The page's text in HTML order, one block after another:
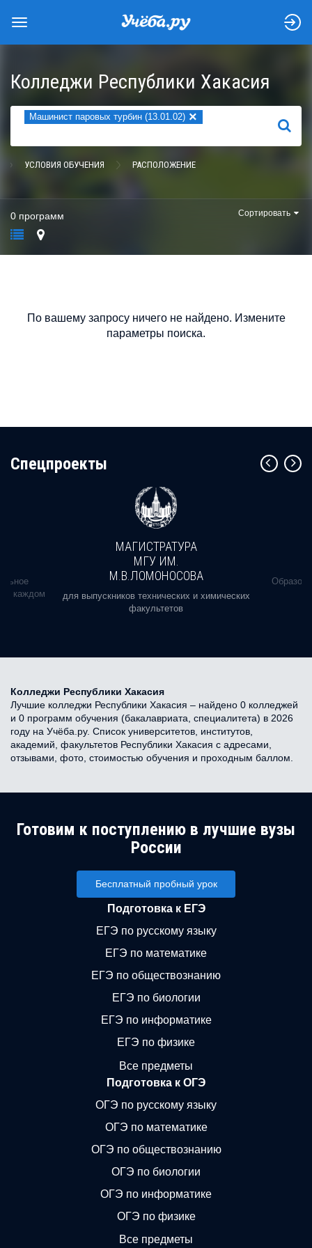
Колледжи Республики Хакасия
Машинист паровых турбин (13.01.02) ×
НАЙТИ
УСЛОВИЯ ОБУЧЕНИЯ РАСПОЛОЖЕНИЕ
0 программ Сортировать
По вашему запросу ничего не найдено. Измените
параметры поиска.
Cпецпроекты
в каждом
МАГИСТРАТУРА
МГУ ИМ.
М.В.ЛОМОНОСОВА
для выпускников технических и химических
факультетов
Колледжи Республики Хакасия
Лучшие колледжи Республики Хакасия – найдено 0 колледжей
и 0 программ обучения (бакалавриата, специалитета) в 2026
году на Учёба.ру. Список университетов, институтов,
академий, факультетов Республики Хакасия с адресами,
отзывами, фото, стоимостью обучения и проходным баллом.
Готовим к поступлению в лучшие вузы
России
Бесплатный пробный урок
Подготовка к ЕГЭ
ЕГЭ по русскому языку
ЕГЭ по математике
ЕГЭ по обществознанию
ЕГЭ по биологии
ЕГЭ по информатике
ЕГЭ по физике
Все предметы
Подготовка к ОГЭ
ОГЭ по русскому языку
ОГЭ по математике
ОГЭ по обществознанию
ОГЭ по биологии
ОГЭ по информатике
ОГЭ по физике
Все предметы